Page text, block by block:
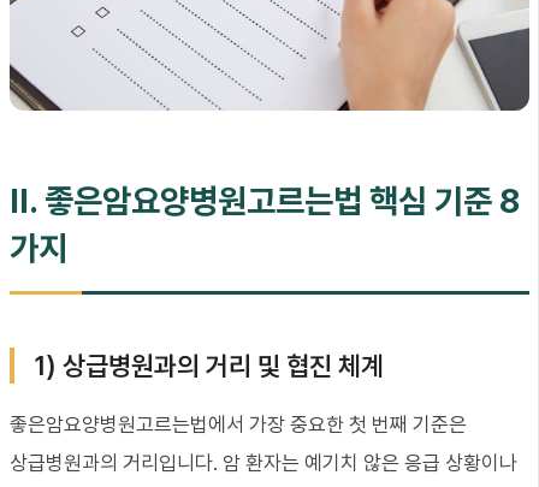
II. 좋은암요양병원고르는법 핵심 기준 8
가지
1) 상급병원과의 거리 및 협진 체계
좋은암요양병원고르는법에서 가장 중요한 첫 번째 기준은
상급병원과의 거리입니다. 암 환자는 예기치 않은 응급 상황이나